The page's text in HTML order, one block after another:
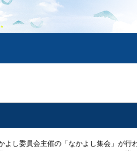
よし委員会主催の「なかよし集会」が